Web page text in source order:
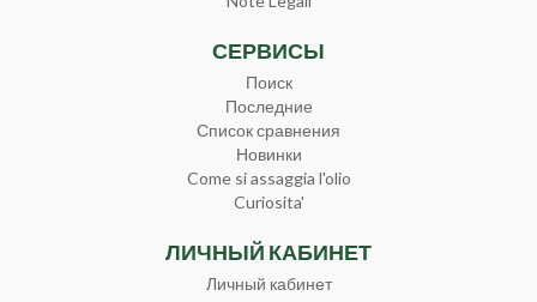
СЕРВИСЫ
Поиск
Последние
Список сравнения
Новинки
Come si assaggia l'olio
Curiosita'
ЛИЧНЫЙ КАБИНЕТ
Личный кабинет